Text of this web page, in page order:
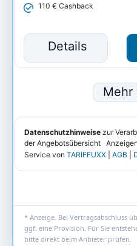
* Anzeige. Bei Vertragsabschluss
ggf. eine Provision. Für Sie
bitte direkt beim Anbieter prüfen.